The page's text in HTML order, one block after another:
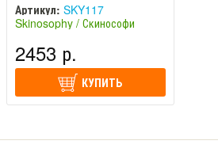
Артикул: SKY117
Skinosophy / Скинософи
2453 р.
КУПИТЬ